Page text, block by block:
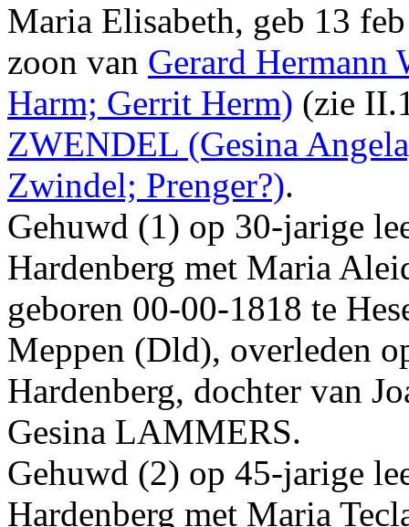
Maria Elisabeth, geb 13
zoon van Gerard Hermann
Harm; Gerrit Herm) (zie
ZWENDEL (Gesina
Zwindel; Prenger?).
Gehuwd (1) op 30-jarige
Hardenberg met Maria
geboren 00‑00‑1818 te
Meppen (Dld), overleden
Hardenberg, dochter van
Gesina LAMMERS.
Gehuwd (2) op 45-jarige
Hardenberg met Maria